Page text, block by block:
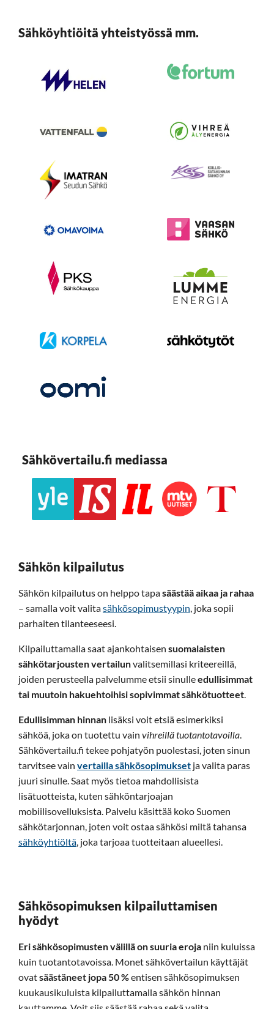
Sähköyhtiöitä yhteistyössä mm.
Sähkövertailu.fi mediassa
Sähkön kilpailutus
Sähkön kilpailutus on helppo tapasäästää aikaa ja rahaa
– samalla voit valitasähkösopimustyypin, joka sopii
parhaiten tilanteeseesi.
Kilpailuttamalla saat ajankohtaisen suomalaisten
sähkötarjousten vertailunvalitsemillasi kriteereillä,
joiden perusteella palvelumme etsii sinulleedullisimmat
tai muutoin hakuehtoihisi sopivimmat sähkötuotteet.
Edullisimman hinnan lisäksi voit etsiä esimerkiksi
sähköä, joka on tuotettu vain vihreillä tuotantotavoilla.
Sähkövertailu.fi tekee pohjatyön puolestasi, joten sinun
tarvitsee vain vertailla sähkösopimukset ja valita paras
juuri sinulle. Saat myös tietoa mahdollisista
lisätuotteista, kuten sähköntarjoajan
mobiilisovelluksista. Palvelu käsittää koko Suomen
sähkötarjonnan, joten voit ostaa sähkösi miltä tahansa
sähköyhtiöltä, joka tarjoaa tuotteitaan alueellesi.
Sähkösopimuksen kilpailuttamisen
hyödyt
Eri sähkösopimusten välillä on suuria eroja niin kuluissa
kuin tuotantotavoissa. Monet sähkövertailun käyttäjät
ovatsäästäneet jopa 50 %entisen sähkösopimuksen
kuukausikuluista kilpailuttamalla sähkön hinnan